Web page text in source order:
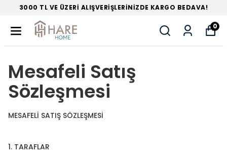
TÜM ÜRÜNLERDE PEŞİN FİYATINA 3 TAKSİT
0
Mesafeli Satış
Sözleşmesi
MESAFELİ SATIŞ SÖZLEŞMESİ
1. TARAFLAR